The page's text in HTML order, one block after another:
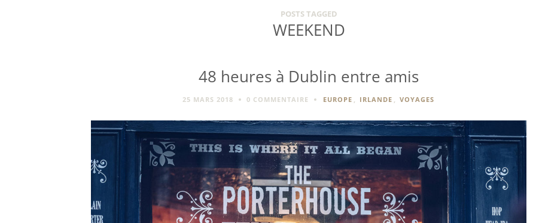
POSTS TAGGED
WEEKEND
48 heures à Dublin entre amis
25 MARS 2018 0 COMMENTAIRE EUROPE , IRLANDE , VOYAGES